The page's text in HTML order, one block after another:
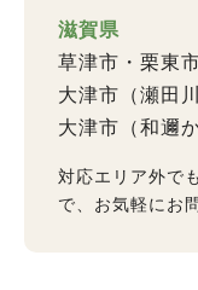
滋賀県
草津市
栗東
大津市（瀬田
大津市（和邇
対応エリア外で
で、お気軽にお